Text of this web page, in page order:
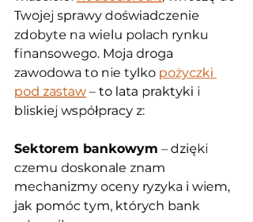
Twojej sprawy doświadczenie
zdobyte na wielu polach rynku
finansowego. Moja droga
zawodowa to nie tylko pożyczki
pod zastaw – to lata praktyki i
bliskiej współpracy z:
Sektorem bankowym – dzięki
czemu doskonale znam
mechanizmy oceny ryzyka i wiem,
jak pomóc tym, których bank